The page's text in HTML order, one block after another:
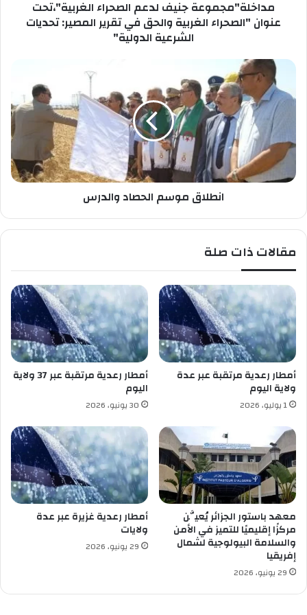
ج
ي
ع
ا
ح
ا
ء
ل
غ
ر
ب
ي
ة
"
،
ت
ح
ت
ع
ن
و
ا
ن
"
ا
ل
ص
ر
مداخلة"مجموعة جنيف لدعم الصحراء الغربية"،تحت
عنوان "الصحراء الغربية والحق في تقرير المصير: تحديات
الشرعية الدولية"
ا
ط
ق
م
س
ل
ص
ا
د
و
ا
ل
د
ر
س
انطلاق موسم الحصاد والدرس
مقالات ذات صلة
أمطار رعدية مرتقبة عبر عدة
ولاية اليوم
1 يوليو، 2026
أمطار رعدية مرتقبة عبر 37 ولاية
اليوم
30 يونيو، 2026
معهد باستور الجزائر يُعيَّن
مركزًا إقليميًا للتميز في الأمن
والسلامة البيولوجية لشمال
إفريقيا
29 يونيو، 2026
أمطار رعدية غزيرة عبر عدة
ولايات
29 يونيو، 2026